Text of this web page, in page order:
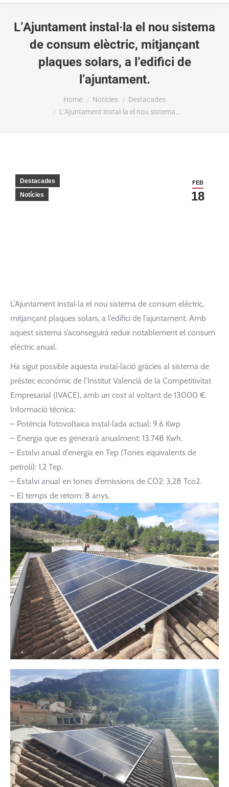
L’Ajuntament instal·la el nou sistema
de consum elèctric, mitjançant
plaques solars, a l’edifici de
l’ajuntament.
Home Notícies
Destacades
L’Ajuntament instal·la el nou sistema…
FEB
18
Destacades
Notícies
L’Ajuntament instal·la el nou sistema de consum elèctric,
mitjançant plaques solars, a l’edifici de l’ajuntament. Amb
aquest sistema s’aconseguirà reduir notablement el consum
elèctric anual.
Ha sigut possible aquesta instal·lació gràcies al sistema de
préstec econòmic de l’Institut Valencià de la Competitivitat
Empresarial (IVACE), amb un cost al voltant de 13000 €.
Informació tècnica:
– Potència fotovoltaica instal·lada actual: 9.6 Kwp
– Energia que es generarà anualment: 13.748 Kwh.
– Estalvi anual d’energia en Tep (Tones equivalents de
petroli): 1,2 Tep.
– Estalvi anual en tones d’emissions de CO2: 3,28 Tco2.
– El temps de retorn: 8 anys.